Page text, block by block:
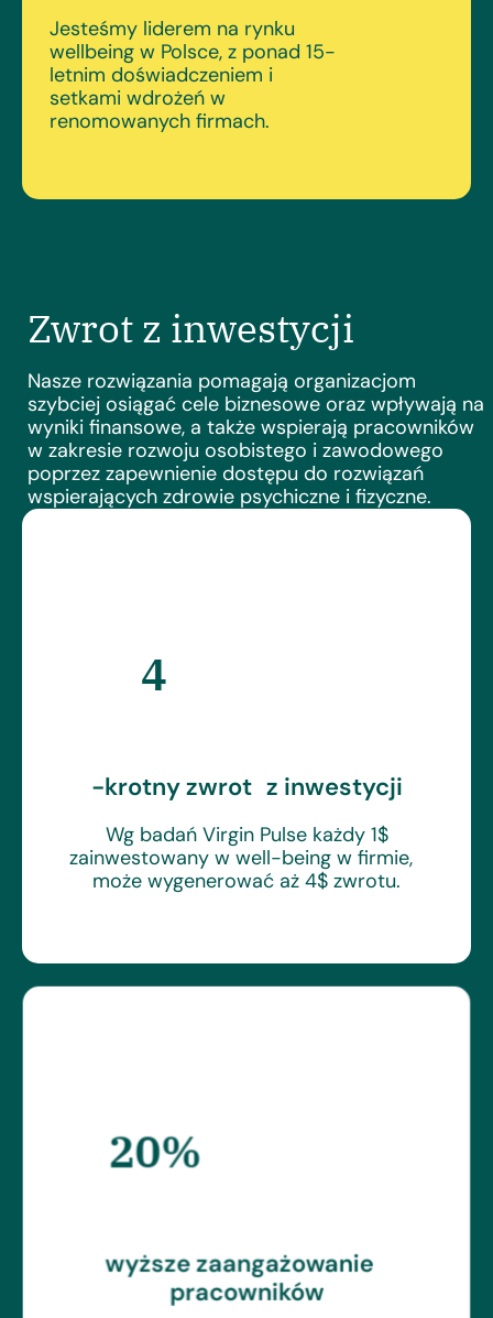
Jesteśmy liderem na rynku
wellbeing w Polsce, z ponad 15-
letnim doświadczeniem i
setkami wdrożeń w
renomowanych firmach.
Zwrot z inwestycji
Nasze rozwiązania pomagają organizacjom
szybciej osiągać cele biznesowe oraz wpływają na
wyniki finansowe, a także wspierają pracowników
w zakresie rozwoju osobistego i zawodowego
poprzez zapewnienie dostępu do rozwiązań
wspierających zdrowie psychiczne i fizyczne.
4
-krotny zwrot z inwestycji
Wg badań Virgin Pulse każdy 1$
zainwestowany w well-being w firmie,
może wygenerować aż 4$ zwrotu.
20%
wyższe zaangażowanie
pracowników